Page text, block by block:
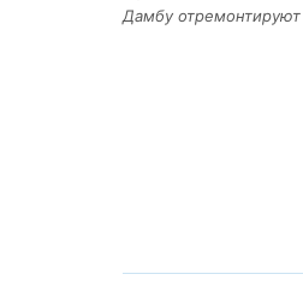
Дамбу